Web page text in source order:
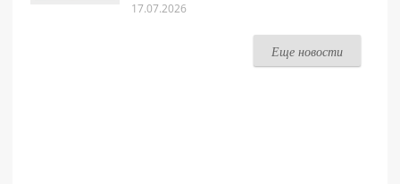
17.07.2026
Еще новости